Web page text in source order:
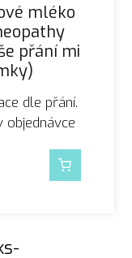
mléko
přání mi
dle přání.
objednávce